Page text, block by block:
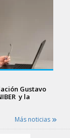
Gustavo
y la
Más noticias